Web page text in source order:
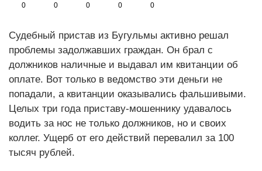
0 0 0 0 0
Судебный пристав из Бугульмы активно решал
проблемы задолжавших граждан. Он брал с
должников наличные и выдавал им квитанции об
оплате. Вот только в ведомство эти деньги не
попадали, а квитанции оказывались фальшивыми.
Целых три года приставу-мошеннику удавалось
водить за нос не только должников, но и своих
коллег. Ущерб от его действий перевалил за 100
тысяч рублей.